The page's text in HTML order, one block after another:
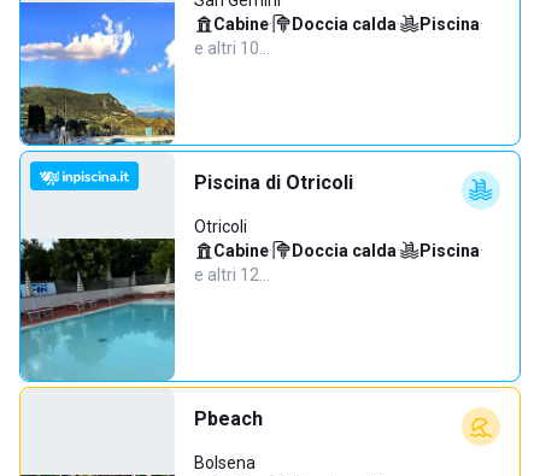
Cabine· Doccia calda· Piscina·
e altri 10…
Piscina di Otricoli
Otricoli
Cabine· Doccia calda· Piscina·
e altri 12…
Pbeach
Bolsena